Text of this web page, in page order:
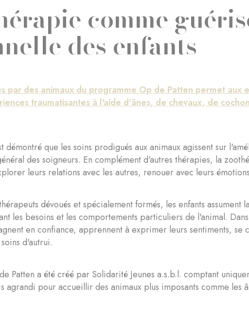
comme
des enfants
par des animaux du programme Op de Patten permet aux
traumatisantes à l'aide d'ânes, de chevaux, de
démontré que les soins prodigués aux animaux agissent sur
des soigneurs. En complément d'autres thérapies, la
leurs relations avec les autres, renouer avec leurs
dévoués et spécialement formés, les enfants assument
les besoins et les comportements particuliers de l'animal.
en confiance, apprennent à exprimer leurs sentiments, se
d'autrui.
Patten a été créé par Solidarité Jeunes a.s.b.l. comptant
agrandi pour accueillir des animaux plus imposants comme les